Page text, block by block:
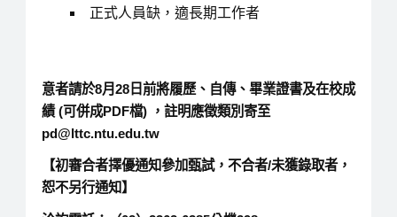
正式人員缺，適長期工作者
意者請於8月28日前將履歷、自傳、畢業證書及在校成
績 (可併成PDF檔) ，註明應徵類別寄至
pd@lttc.ntu.edu.tw
【初審合者擇優通知參加甄試，不合者/未獲錄取者，
恕不另行通知】